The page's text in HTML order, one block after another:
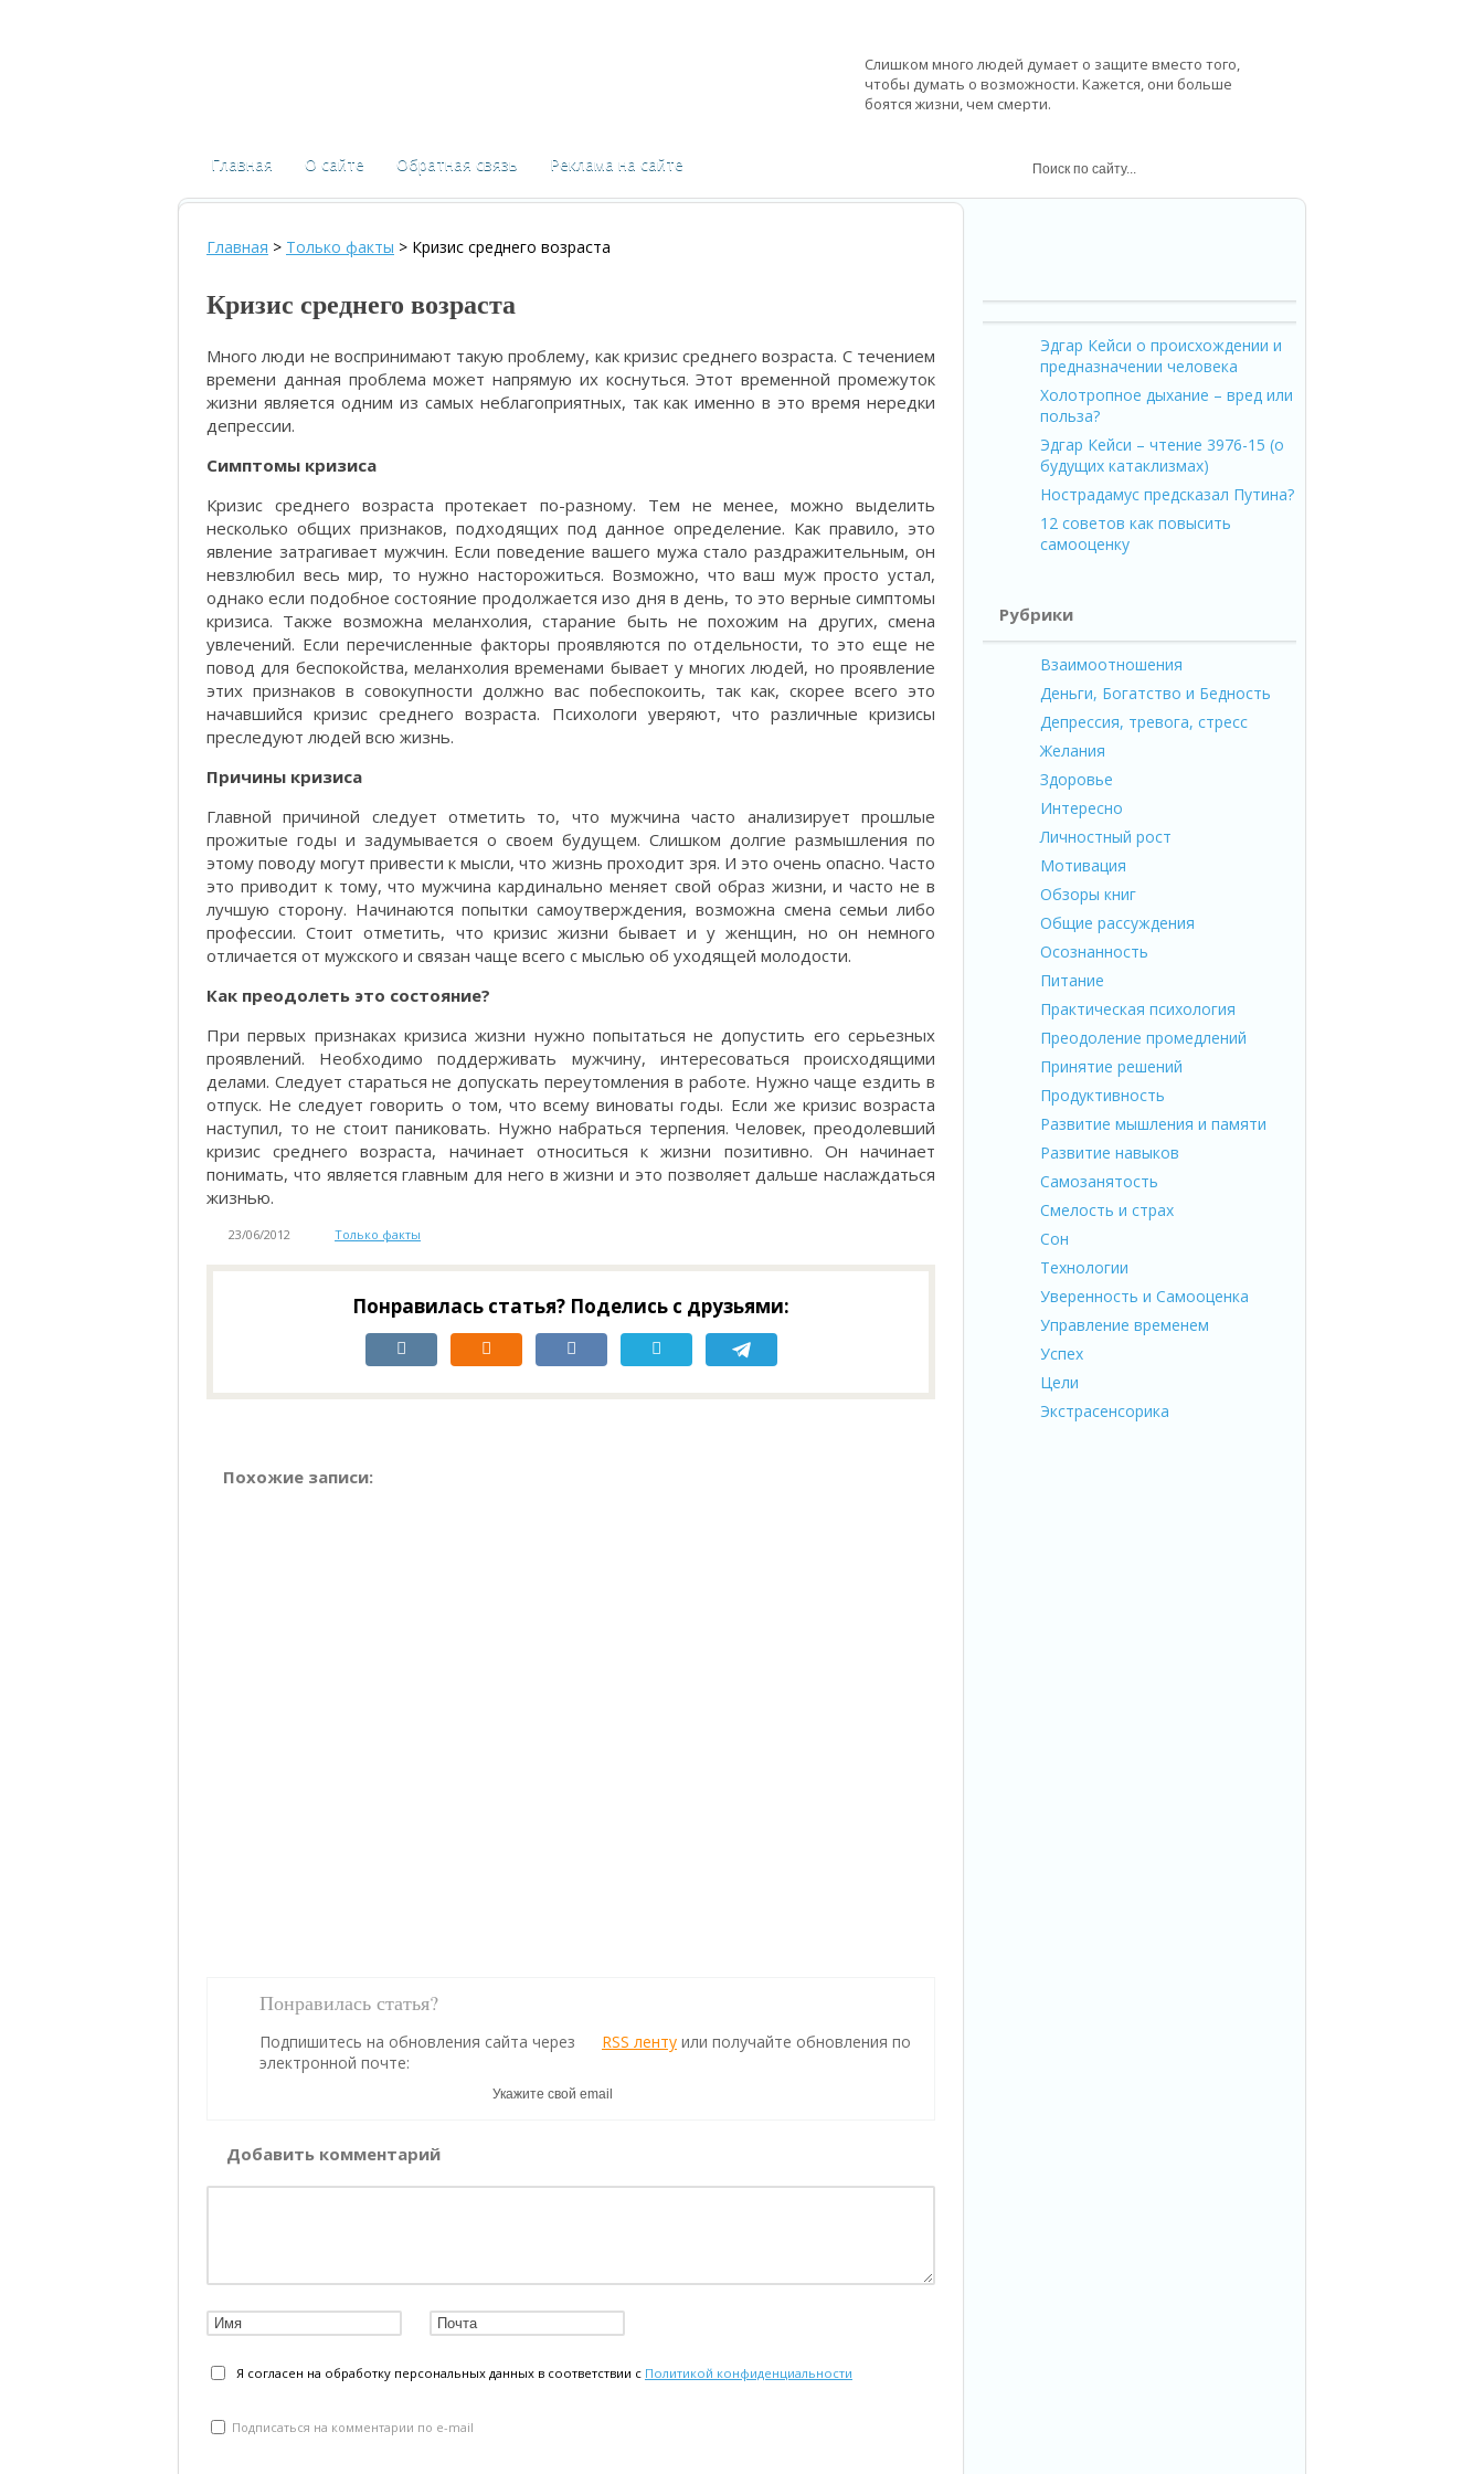
Слишком много людей думает о защите вместо того,
чтобы думать о возможности. Кажется, они больше
боятся жизни, чем смерти.
Главная О сайте Обратная связь Реклама на сайте
Главная > Только факты > Кризис среднего возраста
Кризис среднего возраста
Много люди не воспринимают такую проблему, как кризис среднего возраста. С течением
времени данная проблема может напрямую их коснуться. Этот временной промежуток
жизни является одним из самых неблагоприятных, так как именно в это время нередки
депрессии.
Симптомы кризиса
Кризис среднего возраста протекает по-разному. Тем не менее, можно выделить
несколько общих признаков, подходящих под данное определение. Как правило, это
явление затрагивает мужчин. Если поведение вашего мужа стало раздражительным, он
невзлюбил весь мир, то нужно насторожиться. Возможно, что ваш муж просто устал,
однако если подобное состояние продолжается изо дня в день, то это верные симптомы
кризиса. Также возможна меланхолия, старание быть не похожим на других, смена
увлечений. Если перечисленные факторы проявляются по отдельности, то это еще не
повод для беспокойства, меланхолия временами бывает у многих людей, но проявление
этих признаков в совокупности должно вас побеспокоить, так как, скорее всего это
начавшийся кризис среднего возраста. Психологи уверяют, что различные кризисы
преследуют людей всю жизнь.
Причины кризиса
Главной причиной следует отметить то, что мужчина часто анализирует прошлые
прожитые годы и задумывается о своем будущем. Слишком долгие размышления по
этому поводу могут привести к мысли, что жизнь проходит зря. И это очень опасно. Часто
это приводит к тому, что мужчина кардинально меняет свой образ жизни, и часто не в
лучшую сторону. Начинаются попытки самоутверждения, возможна смена семьи либо
профессии. Стоит отметить, что кризис жизни бывает и у женщин, но он немного
отличается от мужского и связан чаще всего с мыслью об уходящей молодости.
Как преодолеть это состояние?
При первых признаках кризиса жизни нужно попытаться не допустить его серьезных
проявлений. Необходимо поддерживать мужчину, интересоваться происходящими
делами. Следует стараться не допускать переутомления в работе. Нужно чаще ездить в
отпуск. Не следует говорить о том, что всему виноваты годы. Если же кризис возраста
наступил, то не стоит паниковать. Нужно набраться терпения. Человек, преодолевший
кризис среднего возраста, начинает относиться к жизни позитивно. Он начинает
понимать, что является главным для него в жизни и это позволяет дальше наслаждаться
жизнью.
23/06/2012 Только факты
Понравилась статья? Поделись с друзьями:
Похожие записи:
Понравилась статья?
Подпишитесь на обновления сайта через RSS ленту или получайте обновления по
электронной почте:
Добавить комментарий
Я согласен на обработку персональных данных в соответствии с Политикой конфиденциальности
Подписаться на комментарии по e-mail
Эдгар Кейси о происхождении и
предназначении человека
Холотропное дыхание – вред или
польза?
Эдгар Кейси – чтение 3976-15 (о
будущих катаклизмах)
Нострадамус предсказал Путина?
12 советов как повысить
самооценку
Рубрики
Взаимоотношения
Деньги, Богатство и Бедность
Депрессия, тревога, стресс
Желания
Здоровье
Интересно
Личностный рост
Мотивация
Обзоры книг
Общие рассуждения
Осознанность
Питание
Практическая психология
Преодоление промедлений
Принятие решений
Продуктивность
Развитие мышления и памяти
Развитие навыков
Самозанятость
Смелость и страх
Сон
Технологии
Уверенность и Самооценка
Управление временем
Успех
Цели
Экстрасенсорика